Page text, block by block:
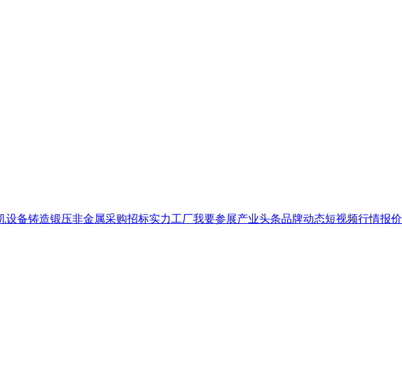
设备铸造锻压非金属采购招标实力工厂我要参展产业头条品牌动态短视频行情报价